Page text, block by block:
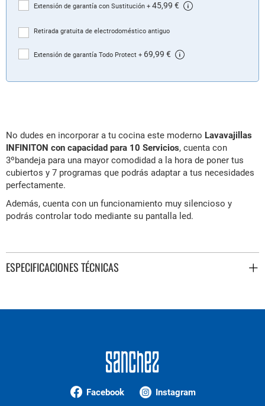
Extensión de garantía con Sustitución + 45,99 €
Retirada gratuita de electrodoméstico antiguo
Extensión de garantía Todo Protect + 69,99 €
No dudes en incorporar a tu cocina este moderno Lavavajillas
INFINITON con capacidad para 10 Servicios, cuenta con
3ºbandeja para una mayor comodidad a la hora de poner tus
cubiertos y 7 programas que podrás adaptar a tus necesidades
perfectamente.
Además, cuenta con un funcionamiento muy silencioso y
podrás controlar todo mediante su pantalla led.
ESPECIFICACIONES TÉCNICAS
Facebook Instagram